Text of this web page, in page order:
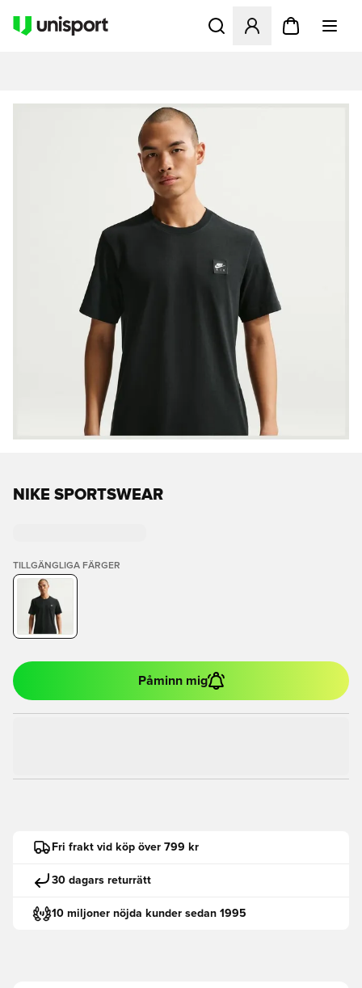
Öppnar en Modal för att
NIKE SPORTSWEAR
TILLGÄNGLIGA FÄRGER
Påminn mig
Fri frakt vid köp över 799 kr
30 dagars returrätt
10 miljoner nöjda kunder sedan 1995